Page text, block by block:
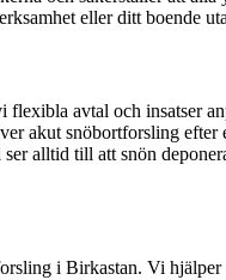
eller ditt boende
avtal och insatser
akut snöbortforsling
alltid till att snön
i Birkastan. Vi